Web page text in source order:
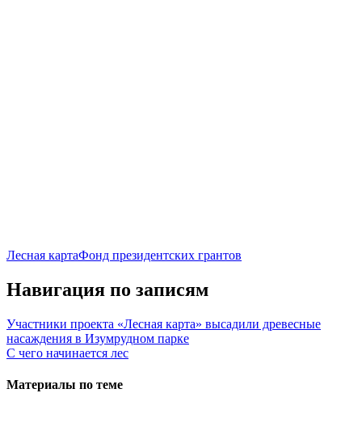
Лесная картаФонд президентских грантов
Навигация по записям
Участники проекта «Лесная карта» высадили древесные
насаждения в Изумрудном парке
С чего начинается лес
Материалы по теме